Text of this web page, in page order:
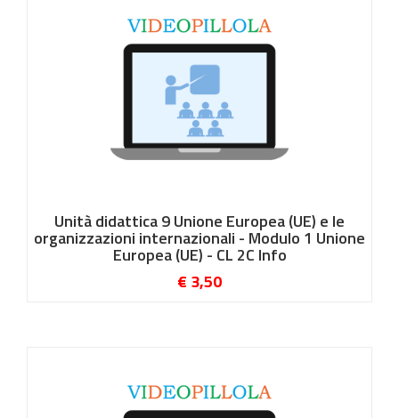
Unità didattica 9 Unione Europea (UE) e le
organizzazioni internazionali - Modulo 1 Unione
Europea (UE) - CL 2C Info
€ 3,50